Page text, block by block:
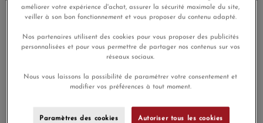
Payez en 4x ou 10x
celui-ci bénéficie déjà d'une réduction
améliorer votre expérience d'achat, assurer la sécurité maximale du site,
veiller à son bon fonctionnement et vous proposer du contenu adapté.
Nos partenaires utilisent des cookies pour vous proposer des publicités
personnalisées et pour vous permettre de partager nos contenus sur vos
réseaux sociaux.
Nous vous laissons la possibilité de paramétrer votre consentement et
modifier vos préférences à tout moment.
Paramètres des cookies Autoriser tous les cookies